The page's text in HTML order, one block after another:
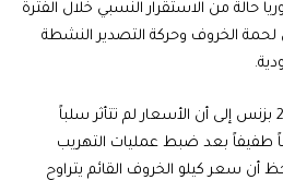
من الاستقرار النسبي خلال الفترة
لحمة الخروف وحركة التصدير النشطة
وتشير مؤشرات موقع بزنس 2 بزنس إلى أن الأسعار لم تتأثر سلباً
طفيفاً بعد ضبط عمليات التهريب
أن سعر كيلو الخروف القائم يتراوح